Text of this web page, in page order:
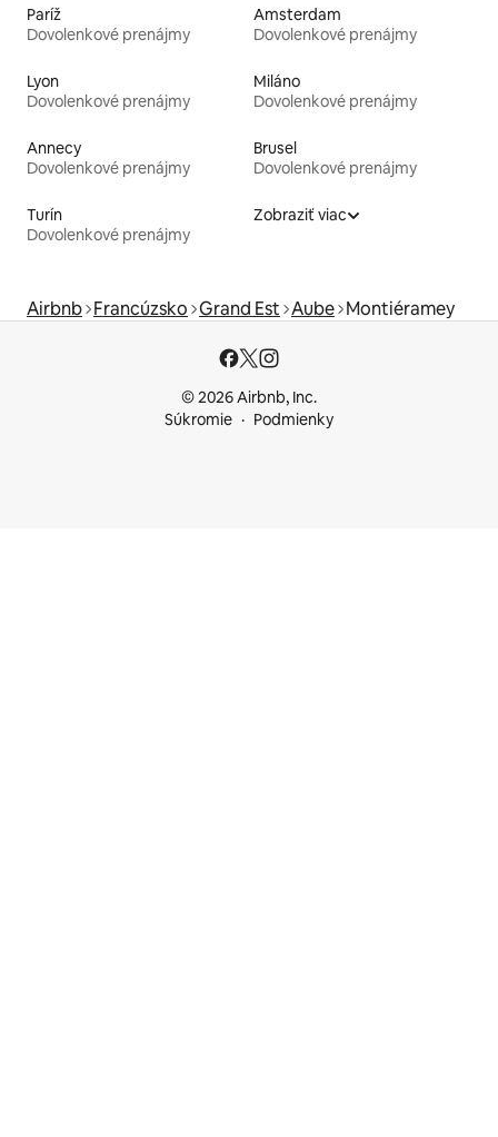
Paríž
Dovolenkové prenájmy
Amsterdam
Dovolenkové prenájmy
Lyon
Dovolenkové prenájmy
Miláno
Dovolenkové prenájmy
Annecy
Dovolenkové prenájmy
Brusel
Dovolenkové prenájmy
Turín
Dovolenkové prenájmy
Zobraziť viac
Airbnb Francúzsko Grand Est Aube Montiéramey
© 2026 Airbnb, Inc.
Súkromie
Podmienky